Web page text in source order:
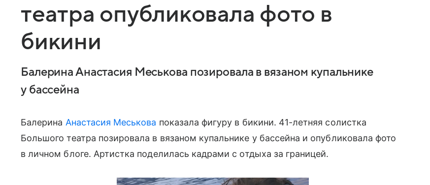
театра опубликовала фото в
бикини
Балерина Анастасия Меськова позировала в вязаном купальнике
у бассейна
Балерина Анастасия Меськова показала фигуру в бикини. 41-летняя солистка
Большого театра позировала в вязаном купальнике у бассейна и опубликовала фото
в личном блоге. Артистка поделилась кадрами с отдыха за границей.